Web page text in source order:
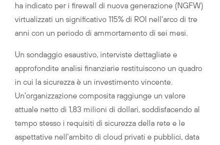
ha indicato per i firewall di nuova generazione (NGFW)
virtualizzati un significativo 115% di ROI nell'arco di tre
anni con un periodo di ammortamento di sei mesi.
Un sondaggio esaustivo, interviste dettagliate e
approfondite analisi finanziarie restituiscono un quadro
in cui la sicurezza è un investimento vincente.
Un'organizzazione composita raggiunge un valore
attuale netto di 1,83 milioni di dollari, soddisfacendo al
tempo stesso i requisiti di sicurezza della rete e le
aspettative nell'ambito di cloud privati e pubblici, data